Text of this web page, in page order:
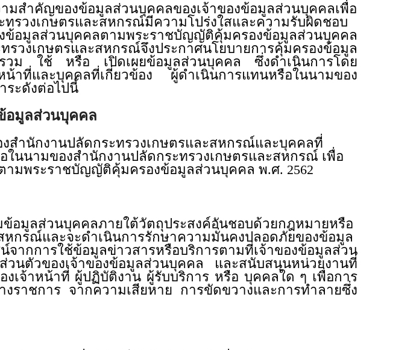
มสำคัญของข้อมูลส่วนบุคคลของเจ้าของข้อมูลส่วนบุคคลเพื่อ
รวงเกษตรและสหกรณ์มีความโปร่งใสและความรับผิดชอบ
อมูลส่วนบุคคลตามพระราชบัญญัติคุ้มครองข้อมูลส่วนบุคคล
วงเกษตรและสหกรณ์จึงประกาศนโยบายการคุ้มครองข้อมูล
รวม ใช้ หรือ เปิดเผยข้อมูลส่วนบุคคล ซึ่งดำเนินการโดย
าที่และบุคคลที่เกี่ยวข้อง ผู้ดำเนินการแทนหรือในนามของ
สาระดังต่อไปนี้
อมูลส่วนบุคคล
สำนักงานปลัดกระทรวงเกษตรและสหกรณ์และบุคคลที่
นนามของสำนักงานปลัดกระทรวงเกษตรและสหกรณ์ เพื่อ
ตามพระราชบัญญัติคุ้มครองข้อมูลส่วนบุคคล พ.ศ. 2562
อมูลส่วนบุคคลภายใต้วัตถุประสงค์อันชอบด้วยกฎหมายหรือ
กรณ์และจะดำเนินการรักษาความมั่นคงปลอดภัยของข้อมูล
ากการใช้ข้อมูลข่าวสารหรือบริการตามที่เจ้าของข้อมูลส่วน
วนตัวของเจ้าของข้อมูลส่วนบุคคล และสนับสนุนหน่วยงานที่
เจ้าหน้าที่ ผู้ปฏิบัติงาน ผู้รับบริการ หรือ บุคคลใด ๆ เพื่อการ
ราชการ จากความเสียหาย การขัดขวางและการทำลายซึ่ง